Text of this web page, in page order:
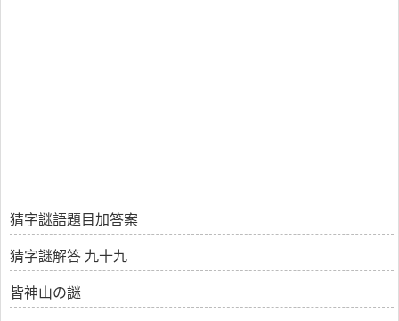
猜字謎語題目加答案
猜字謎解答 九十九
皆神山の謎